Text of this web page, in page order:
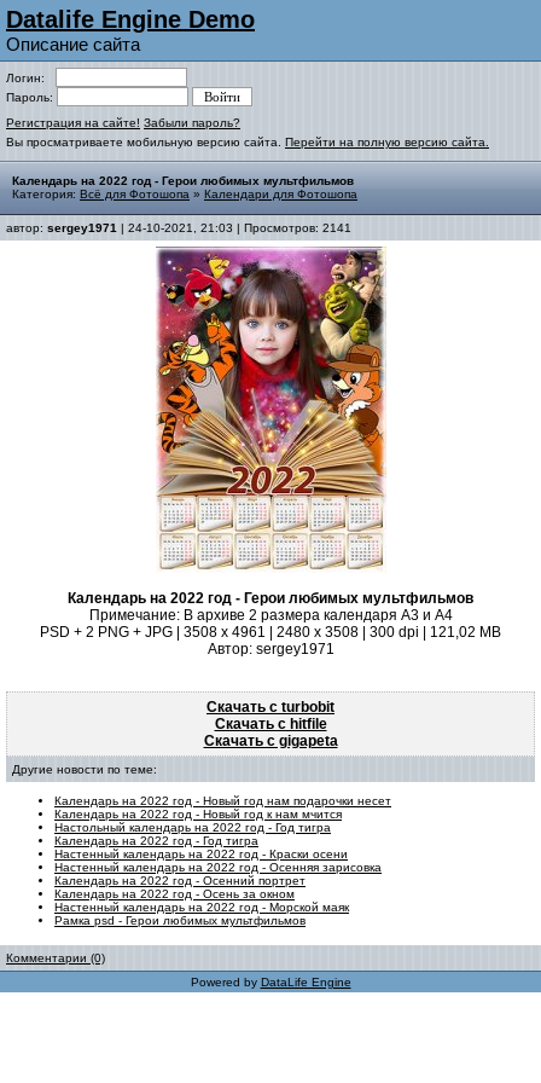
Datalife Engine Demo
Описание сайта
Логин:
Пароль:
Регистрация на сайте! Забыли пароль?
Вы просматриваете мобильную версию сайта. Перейти на полную версию сайта.
Календарь на 2022 год - Герои любимых мультфильмов
Категория: Всё для Фотошопа » Календари для Фотошопа
автор: sergey1971 | 24-10-2021, 21:03 | Просмотров: 2141
Календарь на 2022 год - Герои любимых мультфильмов
Примечание: В архиве 2 размера календаря А3 и А4
PSD + 2 PNG + JPG | 3508 x 4961 | 2480 x 3508 | 300 dpi | 121,02 MB
Автор: sergey1971
Скачать с turbobit
Скачать с hitfile
Скачать с gigapeta
Другие новости по теме:
Календарь на 2022 год - Новый год нам подарочки несет
Календарь на 2022 год - Новый год к нам мчится
Настольный календарь на 2022 год - Год тигра
Календарь на 2022 год - Год тигра
Настенный календарь на 2022 год - Краски осени
Настенный календарь на 2022 год - Осенняя зарисовка
Календарь на 2022 год - Осенний портрет
Календарь на 2022 год - Осень за окном
Настенный календарь на 2022 год - Морской маяк
Рамка psd - Герои любимых мультфильмов
Комментарии (0)
Powered by DataLife Engine